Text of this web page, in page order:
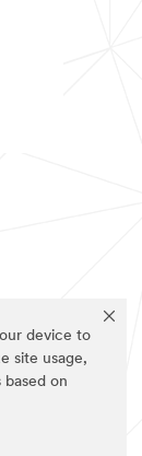
device to
site usage,
on